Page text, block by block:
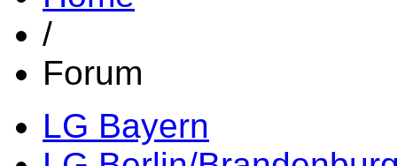
/
Forum
LG Bayern